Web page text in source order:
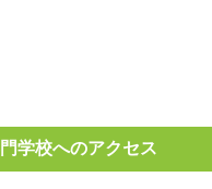
学校へのアクセス